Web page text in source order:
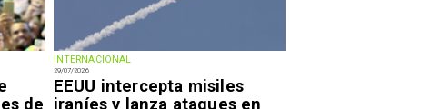
de
INTERNACIONAL
29/07/2026
EEUU intercepta misiles
iraníes y lanza ataques en